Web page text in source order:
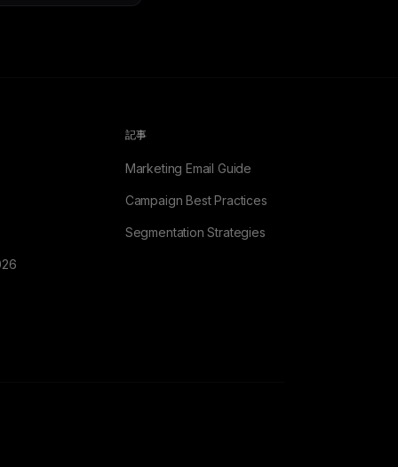
記事
Marketing Email Guide
Campaign Best Practices
Segmentation Strategies